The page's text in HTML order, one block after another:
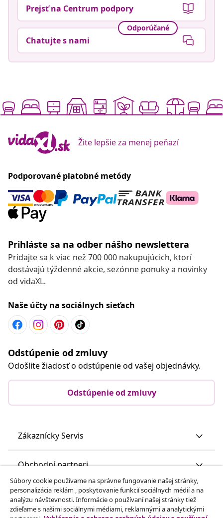
Prejsť na Centrum podpory
Odporúčané
Chatujte s nami
Žite lepšie za menej peňazí
Podporované platobné metódy
Prihláste sa na odber nášho newslettera
Pridajte sa k viac než 700 000 nakupujúcich, ktorí
dostávajú týždenné akcie, sezónne ponuky a novinky
od vidaXL.
Naše účty na sociálnych sieťach
Odstúpenie od zmluvy
Odošlite žiadosť o odstúpenie od vašej objednávky.
Odstúpenie od zmluvy
Zákaznícky Servis
Obchodní partneri
vidaXL
Súbory cookie používame na správne fungovanie našej stránky,
personalizácia reklám , poskytovanie funkcií sociálnych médií a na
analýzu návštevnosti. Informácie o používaní našej stránky tiež
zdieľame s našimi sociálnymi médiami, reklamnými a analytickými